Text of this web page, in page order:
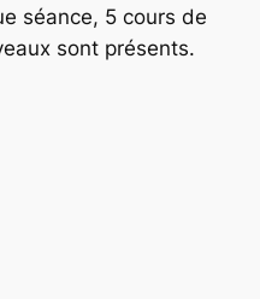
séance, 5 cours de
sont présents.